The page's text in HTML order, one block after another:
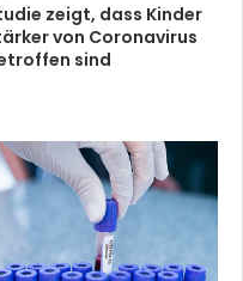
zeigt, dass Kinder
von Coronavirus
sind